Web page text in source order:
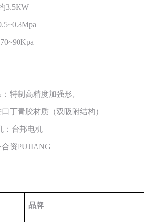
3.5KW
特制高精度加强形。
丁青胶材质（双吸附结构）
：台邦电机
资PUJIANG
品牌